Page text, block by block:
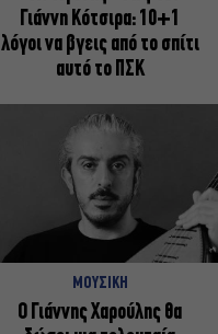
Γιάννη Κότσιρα: 10+1
λόγοι να βγεις από το σπίτι
αυτό το ΠΣΚ
ΜΟΥΣΙΚΗ
Ο Γιάννης Χαρούλης θα